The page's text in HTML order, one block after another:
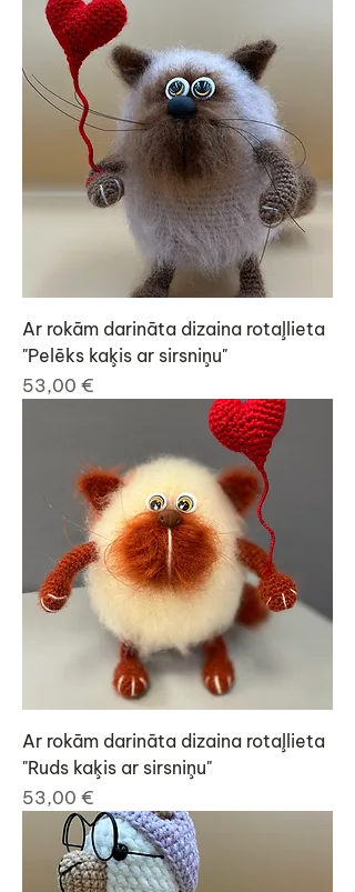
Ar rokām darināta dizaina rotaļlieta
"Pelēks kaķis ar sirsniņu"
Cena
53,00 €
Ar rokām darināta dizaina rotaļlieta
"Ruds kaķis ar sirsniņu"
Cena
53,00 €